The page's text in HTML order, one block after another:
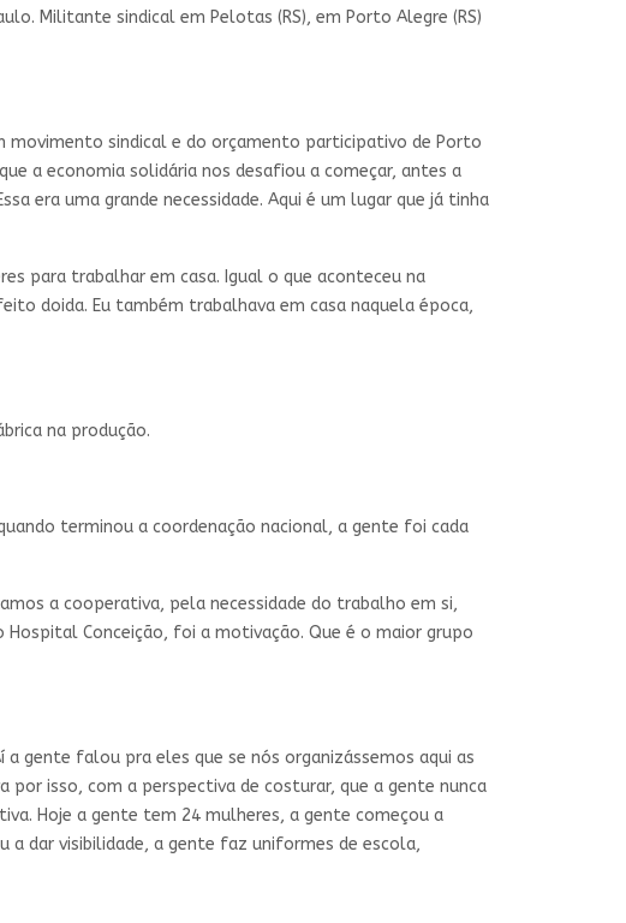
Militante sindical em Pelotas (RS), em Porto Alegre (RS)
movimento sindical e do orçamento participativo de Porto
a economia solidária nos desafiou a começar, antes a
era uma grande necessidade. Aqui é um lugar que já tinha
para trabalhar em casa. Igual o que aconteceu na
doida. Eu também trabalhava em casa naquela época,
na produção.
terminou a coordenação nacional, a gente foi cada
a cooperativa, pela necessidade do trabalho em si,
Conceição, foi a motivação. Que é o maior grupo
gente falou pra eles que se nós organizássemos aqui as
isso, com a perspectiva de costurar, que a gente nunca
Hoje a gente tem 24 mulheres, a gente começou a
dar visibilidade, a gente faz uniformes de escola,